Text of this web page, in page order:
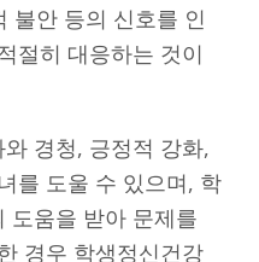
불안 등의 신호를 인
절히 대응하는 것이
경청, 긍정적 강화,
를 도울 수 있으며, 학
도움을 받아 문제를
경우 학생정신건강